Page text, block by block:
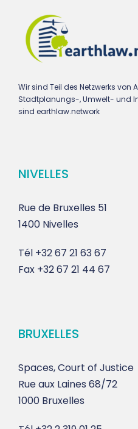
Wir sind Teil des Netzwerks von
Stadtplanungs-, Umwelt- und
sind earthlaw.network
NIVELLES
Rue de Bruxelles 51
1400 Nivelles
Tél +32 67 21 63 67
Fax +32 67 21 44 67
BRUXELLES
Spaces, Court of Justice
Rue aux Laines 68/72
1000 Bruxelles